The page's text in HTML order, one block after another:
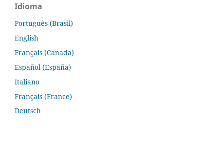
Idioma
Português (Brasil)
English
Français (Canada)
Español (España)
Italiano
Français (France)
Deutsch